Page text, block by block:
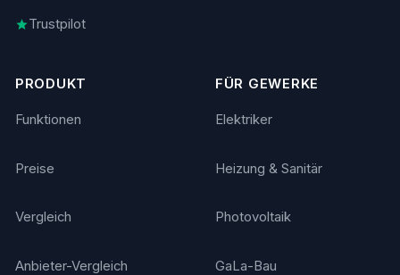
Trustpilot
PRODUKT
Funktionen
Preise
Vergleich
Anbieter-Vergleich
FÜR GEWERKE
Elektriker
Heizung & Sanitär
Photovoltaik
GaLa-Bau